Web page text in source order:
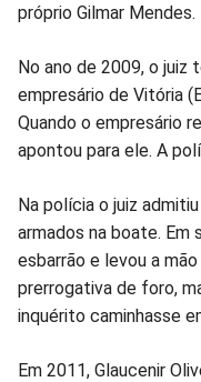
próprio Gilmar Mendes.
No ano de 2009, o juiz
empresário de Vitória
Quando o empresário
apontou para ele. A
Na polícia o juiz
armados na boate. Em
esbarrão e levou a mão
prerrogativa de foro,
inquérito caminhasse
Em 2011, Glaucenir